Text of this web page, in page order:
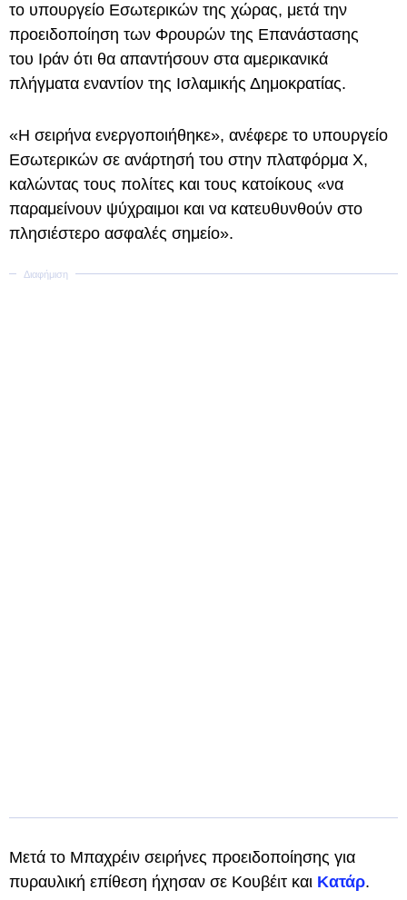
το υπουργείο Εσωτερικών της χώρας, μετά την
προειδοποίηση των Φρουρών της Επανάστασης
του Ιράν ότι θα απαντήσουν στα αμερικανικά
πλήγματα εναντίον της Ισλαμικής Δημοκρατίας.
«Η σειρήνα ενεργοποιήθηκε», ανέφερε το υπουργείο
Εσωτερικών σε ανάρτησή του στην πλατφόρμα X,
καλώντας τους πολίτες και τους κατοίκους «να
παραμείνουν ψύχραιμοι και να κατευθυνθούν στο
πλησιέστερο ασφαλές σημείο».
Μετά το Μπαχρέιν σειρήνες προειδοποίησης για
πυραυλική επίθεση ήχησαν σε Κουβέιτ και Κατάρ.